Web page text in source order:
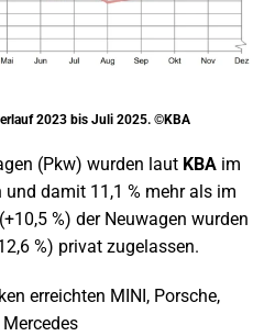
2023 bis Juli 2025. ©KBA
(Pkw) wurden laut KBA im
damit 11,1 % mehr als im
%) der Neuwagen wurden
%) privat zugelassen.
erreichten MINI, Porsche,
Mercedes